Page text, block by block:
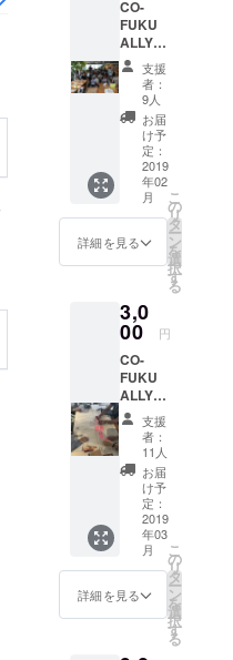
服を買
うほど
ではな
いけ
ど、こ
のプロ
ジェク
トを応
援した
い。
CO-
FUKU
ALLY30
00 ー
CO-
FUKU
を応援
してく
ださる
方ー お
礼状と
「コオ
フク塾
inシブ
ヤ
2018」
のダイ
ジェス
ト版をE
メール
でお届
けしま
す。 ＊
こんな
人にお
すす
め！ リ
デザイ
ン服を
買うほ
どでは
ないけ
ど、こ
支援
者：
9人
お届
け予
定：
2019
年02
月
詳細を見る
こ
の
リ
タ
ー
ン
を
選
択
す
る
3,0
00 円
CO-
FUKU
ALLY
CREATI
VE ー
CO-
FUKU
企画会
議参加
できま
す権
利ー 都
内(千代
田区・
港区・
渋谷区
支援
者：
11人
お届
け予
定：
2019
年03
月
詳細を見る
こ
の
リ
タ
ー
ン
を
選
択
す
る